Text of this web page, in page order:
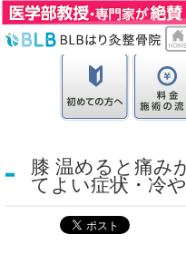
膝 温めると痛み
てよい症状・冷